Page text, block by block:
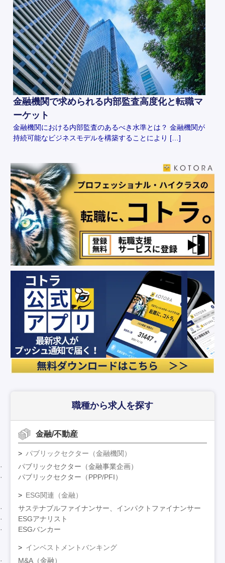
金融機関で求められる内部監査高度化と転職マ
ーケット
金融機関における内部監査のあるべき水準とは？ 金融機関が
持続可能なビジネスモデルを構築することにより […]
職種から求人を探す
金融/不動産
パブリックセクター（金融機関）
パブリックセクター（金融事業企画）
パブリックセクター（PPP/PFI）
ESG関連（金融）
サステナブルファイナンサー、インパクトファイナンサー
ESGアナリスト
ESGバンカー
インベストメントバンキング
M&A（金融）